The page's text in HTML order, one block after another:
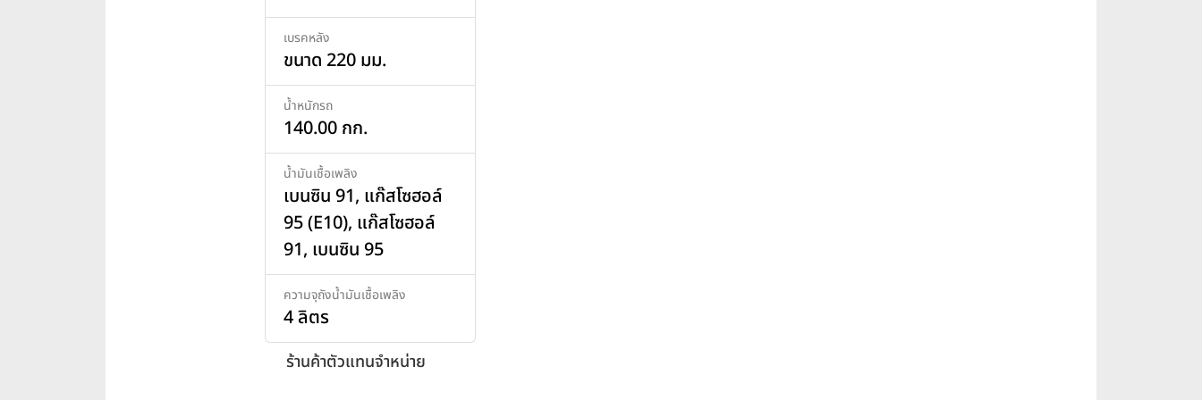
เบรคหลัง
ขนาด 220 มม.
น้ำหนักรถ
140.00 กก.
น้ำมันเชื้อเพลิง
เบนซิน 91, แก๊สโซฮอล์
95 (E10), แก๊สโซฮอล์
91, เบนซิน 95
ความจุถังน้ำมันเชื้อเพลิง
4 ลิตร
ร้านค้าตัวแทนจำหน่าย